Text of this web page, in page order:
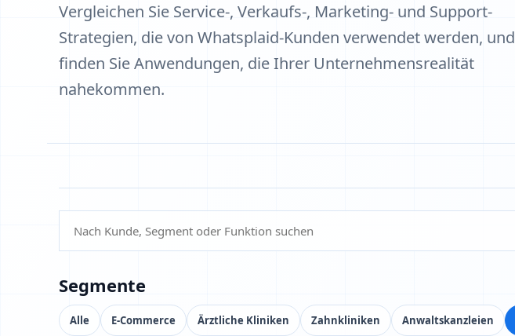
Vergleichen Sie Service-, Verkaufs-, Marketing- und Support-
Strategien, die von Whatsplaid-Kunden verwendet werden, und
finden Sie Anwendungen, die Ihrer Unternehmensrealität
nahekommen.
Segmente
Alle E-Commerce Ärztliche Kliniken Zahnkliniken Anwaltskanzleien